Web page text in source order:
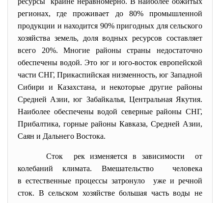
регионах, где проживает до 80% промышленной
продукции и находится 90% пригодных для сельского
хозяйства земель, доля водных ресурсов составляет
всего 20%. Многие районы страны недостаточно
обеспечены водой. Это юг и юго-восток европейской
части СНГ, Прикаспийская низменность, юг Западной
Сибири и Казахстана, и некоторые другие районы
Средней Азии, юг Забайкалья, Центральная Якутия.
Наиболее обеспечены водой северные районы СНГ,
Прибалтика, горные районы Кавказа, Средней Азии,
Саян и Дальнего Востока.
Сток рек изменяется в зависимости от
колебаний климата. Вмешательство человека
в естественные процессы затронуло уже и речной
сток. В сельском хозяйстве большая часть воды не